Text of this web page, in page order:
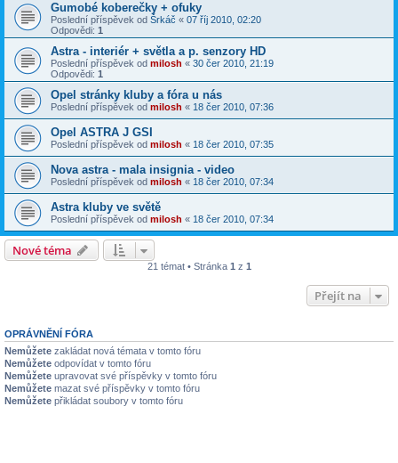
Gumobé koberečky + ofuky
Poslední příspěvek od Šrkáč « 07 říj 2010, 02:20
Odpovědi: 1
Astra - interiér + světla a p. senzory HD
Poslední příspěvek od milosh « 30 čer 2010, 21:19
Odpovědi: 1
Opel stránky kluby a fóra u nás
Poslední příspěvek od milosh « 18 čer 2010, 07:36
Opel ASTRA J GSI
Poslední příspěvek od milosh « 18 čer 2010, 07:35
Nova astra - mala insignia - video
Poslední příspěvek od milosh « 18 čer 2010, 07:34
Astra kluby ve světě
Poslední příspěvek od milosh « 18 čer 2010, 07:34
Nové téma
21 témat • Stránka 1 z 1
Přejít na
OPRÁVNĚNÍ FÓRA
Nemůžete zakládat nová témata v tomto fóru
Nemůžete odpovídat v tomto fóru
Nemůžete upravovat své příspěvky v tomto fóru
Nemůžete mazat své příspěvky v tomto fóru
Nemůžete přikládat soubory v tomto fóru